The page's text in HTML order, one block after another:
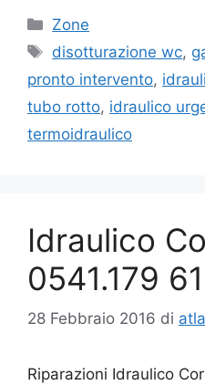
Categorie
Zone
Tag
disotturazione wc,
pronto intervento,
tubo rotto, idraulico
termoidraulico
Idraulico
0541.179
28 Febbraio 2016 di
Riparazioni Idraulico